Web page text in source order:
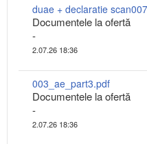
duae + declaratie
Documentele la ofertă
-
2.07.26 18:36
003_ae_part3.pdf
Documentele la ofertă
-
2.07.26 18:36